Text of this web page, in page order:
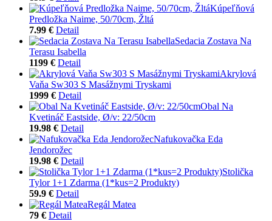
Kúpeľňová
Predložka Naime, 50/70cm, Žltá
7.99 € Detail
Sedacia Zostava Na
Terasu Isabella
1199 € Detail
Akrylová
Vaňa Sw303 S Masážnymi Tryskami
1999 € Detail
Obal Na
Kvetináč Eastside, Ø/v: 22/50cm
19.98 € Detail
Nafukovačka Eda
Jendorožec
19.98 € Detail
Stolička
Tylor 1+1 Zdarma (1*kus=2 Produkty)
59.9 € Detail
Regál Matea
79 € Detail